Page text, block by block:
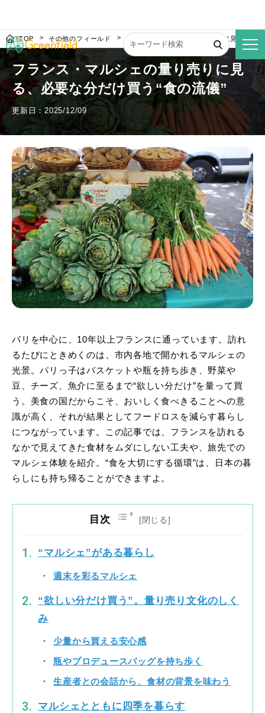
TOP その他のフィールド フランス・マルシェの量り売りに見る、必
フランス・マルシェの量り売りに見
る、必要な分だけ買う“食の流儀”
更新日：2025/12/09
パリを中心に、10年以上フランスに通っています。訪れ
るたびにときめくのは、市内各地で開かれるマルシェの
光景。パリっ子はバスケットや瓶を持ち歩き、野菜や
豆、チーズ、魚介に至るまで“欲しい分だけ”を量って買
う。美食の国だからこそ、おいしく食べきることへの意
識が高く、それが結果としてフードロスを減らす暮らし
につながっています。この記事では、フランスを訪れる
なかで見えてきた食材をムダにしない工夫や、旅先での
マルシェ体験を紹介。“食を大切にする循環”は、日本の暮
らしにも持ち帰ることができますよ。
目次
“マルシェ”がある暮らし
週末を彩るマルシェ
“欲しい分だけ買う”。量り売り文化のしく
み
少量から買える安心感
瓶やプロデュースバッグを持ち歩く
生産者との会話から、食材の背景を味わう
マルシェとともに四季を暮らす